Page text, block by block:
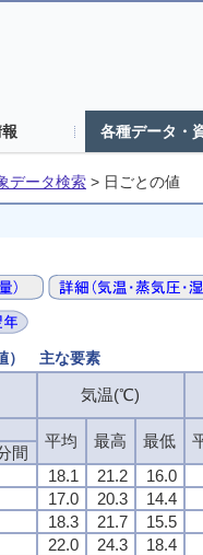
各種データ・
データ検索 > 日ごとの値
） 主な要素
気温(℃)
平均 最高 最低
間
18.1 21.2
16.0
17.0 20.3
14.4
18.3 21.7
15.5
22.0 24.3
18.4
気温(℃)
平均 最高 最低
間
18.1 21.2
16.0
17.0 20.3
14.4
18.3 21.7
15.5
22.0 24.3
18.4
気温(℃)
平均 最高 最低
間
18.1 21.2
16.0
17.0 20.3
14.4
18.3 21.7
15.5
22.0 24.3
18.4
気温(℃)
平均 最高 最低
間
18.1 21.2
16.0
17.0 20.3
14.4
18.3 21.7
15.5
22.0 24.3
18.4